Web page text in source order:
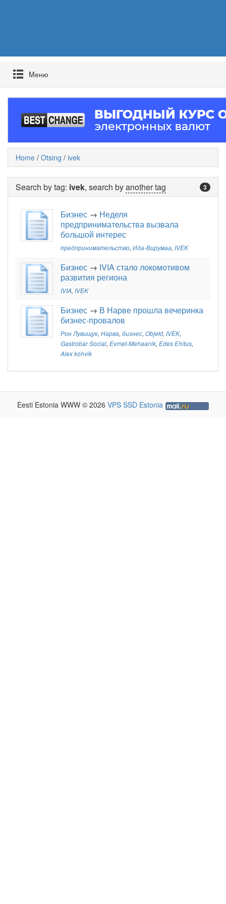
Mеню
Home / Otsing / ivek
3
Search by tag: ivek, search byanother tag
Бизнес → Неделя
предпринимательства вызвала
большой интерес
предпринимательство, Ида-Вирумаа, IVEK
Бизнес → IVIA стало локомотивом
развития региона
IVIA, IVEK
Бизнес → В Нарве прошла вечеринка
бизнес-провалов
Рон Лувищук, Нарва, бизнес, Objekt, IVEK,
Gastrobar Social, Evmet-Mehaanik, Edes Ehitus,
Alex kohvik
Eesti Estonia WWW © 2026 VPS SSD Estonia